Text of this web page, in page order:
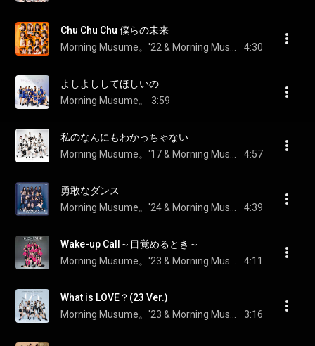
Chu Chu Chu 僕らの未来
4:30
よしよししてほしいの
Morning Musume。
3:59
私のなんにもわかっちゃない
4:57
勇敢なダンス
4:39
Wake-up Call～目覚めるとき～
4:11
What is LOVE？(23 Ver.)
3:16